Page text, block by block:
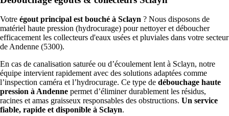
Votre égout principal est bouché à Sclayn ? Nous disposons de
matériel haute pression (hydrocurage) pour nettoyer et déboucher
efficacement les collecteurs d'eaux usées et pluviales dans votre secteur
de Andenne (5300).
En cas de canalisation saturée ou d’écoulement lent à Sclayn, notre
équipe intervient rapidement avec des solutions adaptées comme
l’inspection caméra et l’hydrocurage. Ce type de débouchage haute
pression à Andenne permet d’éliminer durablement les résidus,
racines et amas graisseux responsables des obstructions. Un service
fiable, rapide et disponible à Sclayn.